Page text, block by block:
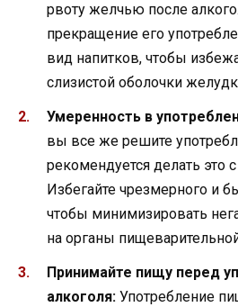
рвоту желчью после
прекращение его
вид напитков, чтобы
слизистой оболочки
Умеренность в
вы все же решите
рекомендуется делать это
Избегайте чрезмерного и
чтобы минимизировать
на органы
Принимайте пищу перед
алкоголя: Употребление